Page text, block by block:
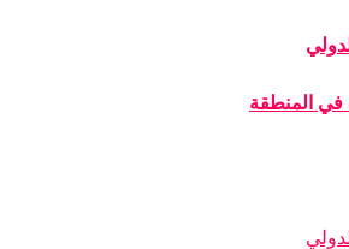
في المنطقة